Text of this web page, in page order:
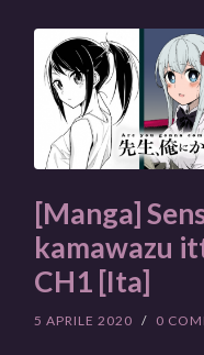
[Manga]
kamawazu
CH1 [Ita]
5 APRILE 2020 / 0